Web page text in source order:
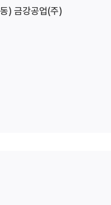
) 금강공업(주)